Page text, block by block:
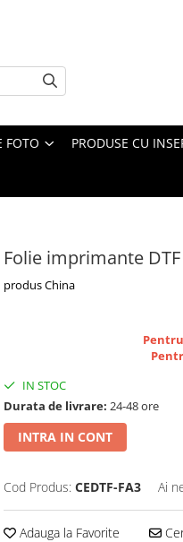
FOTO PRODUSE CU
Folie imprimante DTF
produs China
IN STOC
Durata de livrare: 24-48 ore
INTRA IN CONT
Cod Produs: CEDTF-FA3 Ai
Adauga la Favorite